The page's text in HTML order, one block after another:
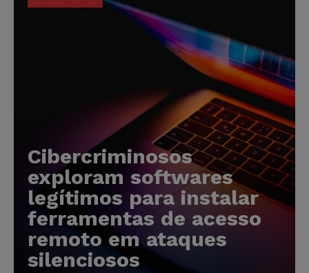
Cibercriminosos
exploram softwares
legítimos para instalar
ferramentas de acesso
remoto em ataques
silenciosos